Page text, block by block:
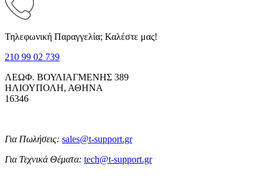
Τηλεφωνική Παραγγελία; Καλέστε μας!
210 99 02 739
ΛΕΩΦ. ΒΟΥΛΙΑΓΜΕΝΗΣ 389
ΗΛΙΟΥΠΟΛΗ, ΑΘΗΝΑ
16346
Για Πωλήσεις: sales@t-support.gr
Για Τεχνικά Θέματα: tech@t-support.gr